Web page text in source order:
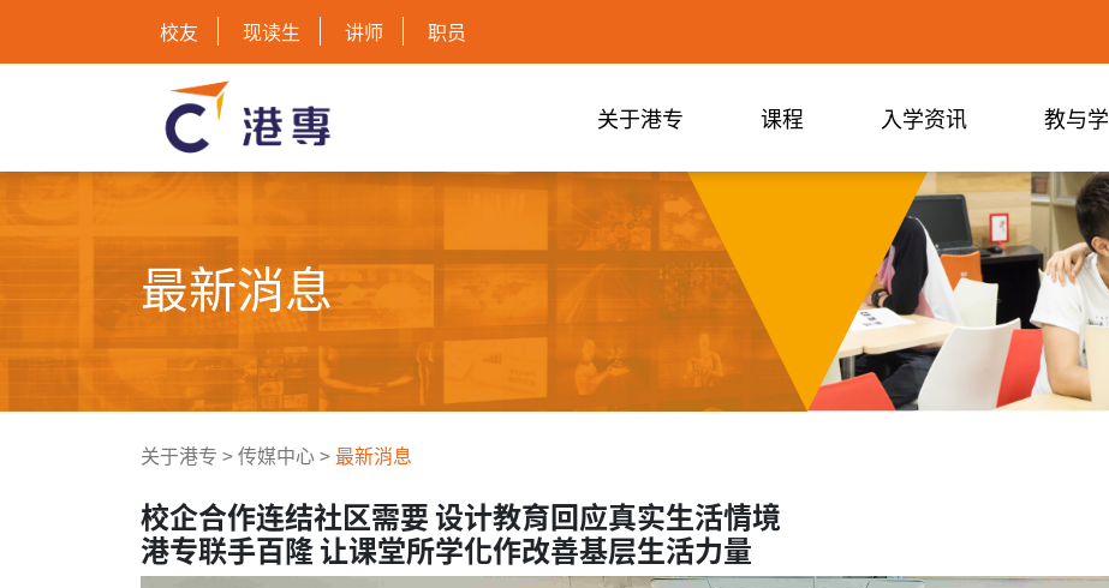
校友 现读生 讲师 职员
关于港专 课程 入学资讯 教与学
最新消息
关于港专 >传媒中心> 最新消息
校企合作连结社区需要 设计教育回应真实生活情境
港专联手百隆 让课堂所学化作改善基层生活力量